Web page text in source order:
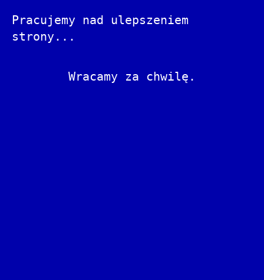
Pracujemy nad ulepszeniem
strony...
Wracamy za chwilę.